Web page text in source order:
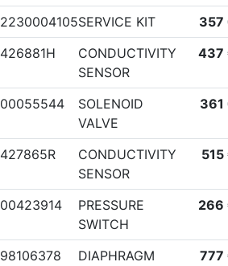
2230004105SERVICE KIT
357
426881H
CONDUCTIVITY
SENSOR
437
00055544
SOLENOID
VALVE
361
427865R
CONDUCTIVITY
SENSOR
515
00423914
PRESSURE
SWITCH
266
98106378
DIAPHRAGM
777